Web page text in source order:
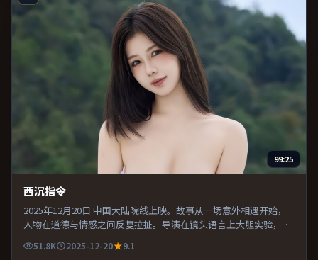
99:25
西沉指令
2025年12月20日 中国大陆院线上映。故事从一场意外相遇开始，
人物在道德与情感之间反复拉扯。导演在镜头语言上大胆实验，长
镜头与特写交替强化压迫感。片尾留白意味深长，值得二刷细品台
词与构图。
51.8K 2025-12-20
9.1